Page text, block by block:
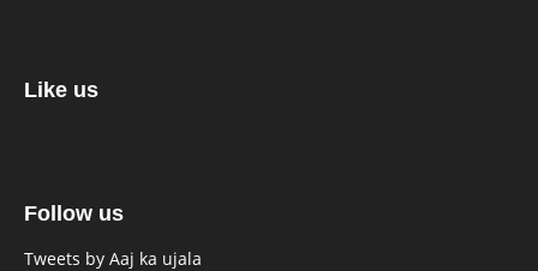
Like us
Follow us
Tweets by Aaj ka ujala